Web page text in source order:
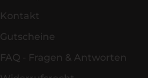
Kontakt
Gutscheine
FAQ - Fragen & Antworten